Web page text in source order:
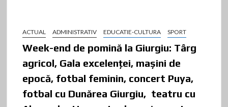
ACTUAL ADMINISTRATIV EDUCATIE-CULTURA SPORT
Week-end de pomină la Giurgiu: Târg
agricol, Gala excelenţei, maşini de
epocă, fotbal feminin, concert Puya,
fotbal cu Dunărea Giurgiu, teatru cu